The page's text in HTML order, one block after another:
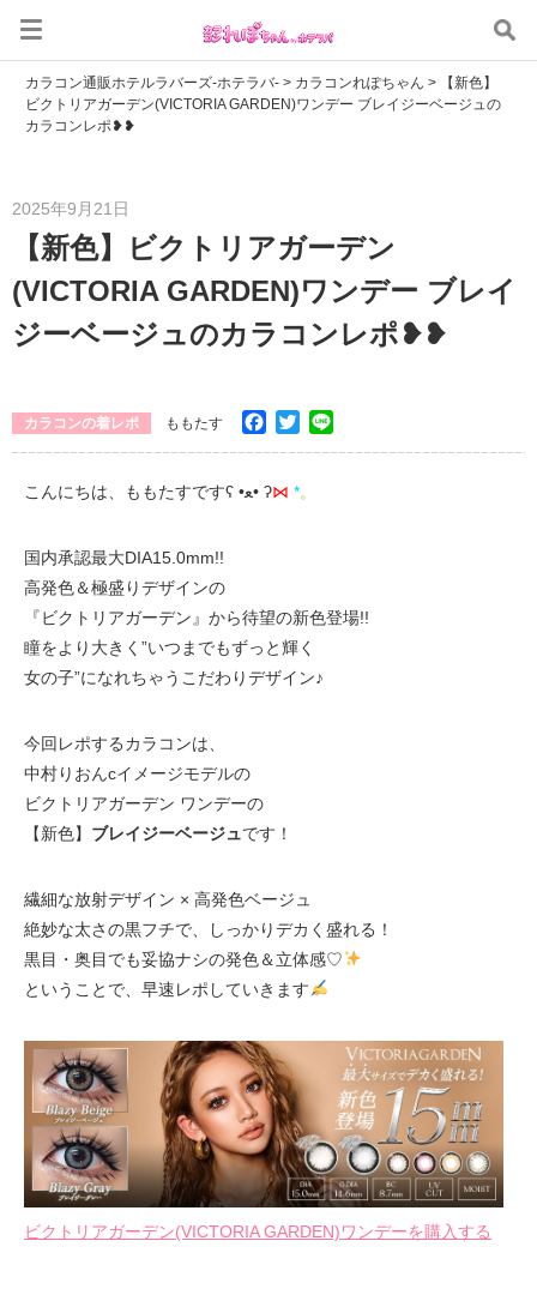
カラコン通販ホテルラバーズ-ホテラバ- > カラコンれぽちゃん >
【新色】
ビクトリアガーデン(VICTORIA GARDEN)ワンデー ブレイジーベージュの
カラコンレポ❥❥
2025年9月21日
【新色】ビクトリアガーデン
(VICTORIA GARDEN)ワンデー ブレイ
ジーベージュのカラコンレポ❥❥
カラコンの着レポ ももたす Facebook
Twitter
こんにちは、ももたすですʕ •ﻌ• ʔ⋈ *。
国内承認最大DIA15.0mm!!
高発色＆極盛りデザインの
『ビクトリアガーデン』から待望の新色登場!!
瞳をより大きく”いつまでもずっと輝く
女の子”になれちゃうこだわりデザイン♪
今回レポするカラコンは、
中村りおんcイメージモデルの
ビクトリアガーデン ワンデーの
【新色】 ブレイジーベージュです！
繊細な放射デザイン × 高発色ベージュ
絶妙な太さの黒フチで、しっかりデカく盛れる！
黒目・奥目でも妥協ナシの発色＆立体感♡
ということで、早速レポしていきます
ビクトリアガーデン(VICTORIA GARDEN)ワンデーを購入する